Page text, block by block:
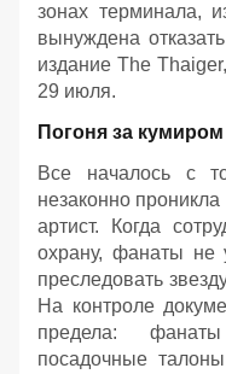
зонах терминала,
вынуждена
издание The
29 июля.
Погоня за
Все началось с
незаконно
артист. Когда
охрану, фанаты не
преследовать
На контроле
предела:
посадочные